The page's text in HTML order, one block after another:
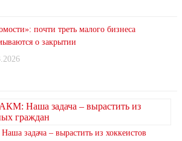
почти треть малого бизнеса
о закрытии
задача – вырастить из хоккеистов